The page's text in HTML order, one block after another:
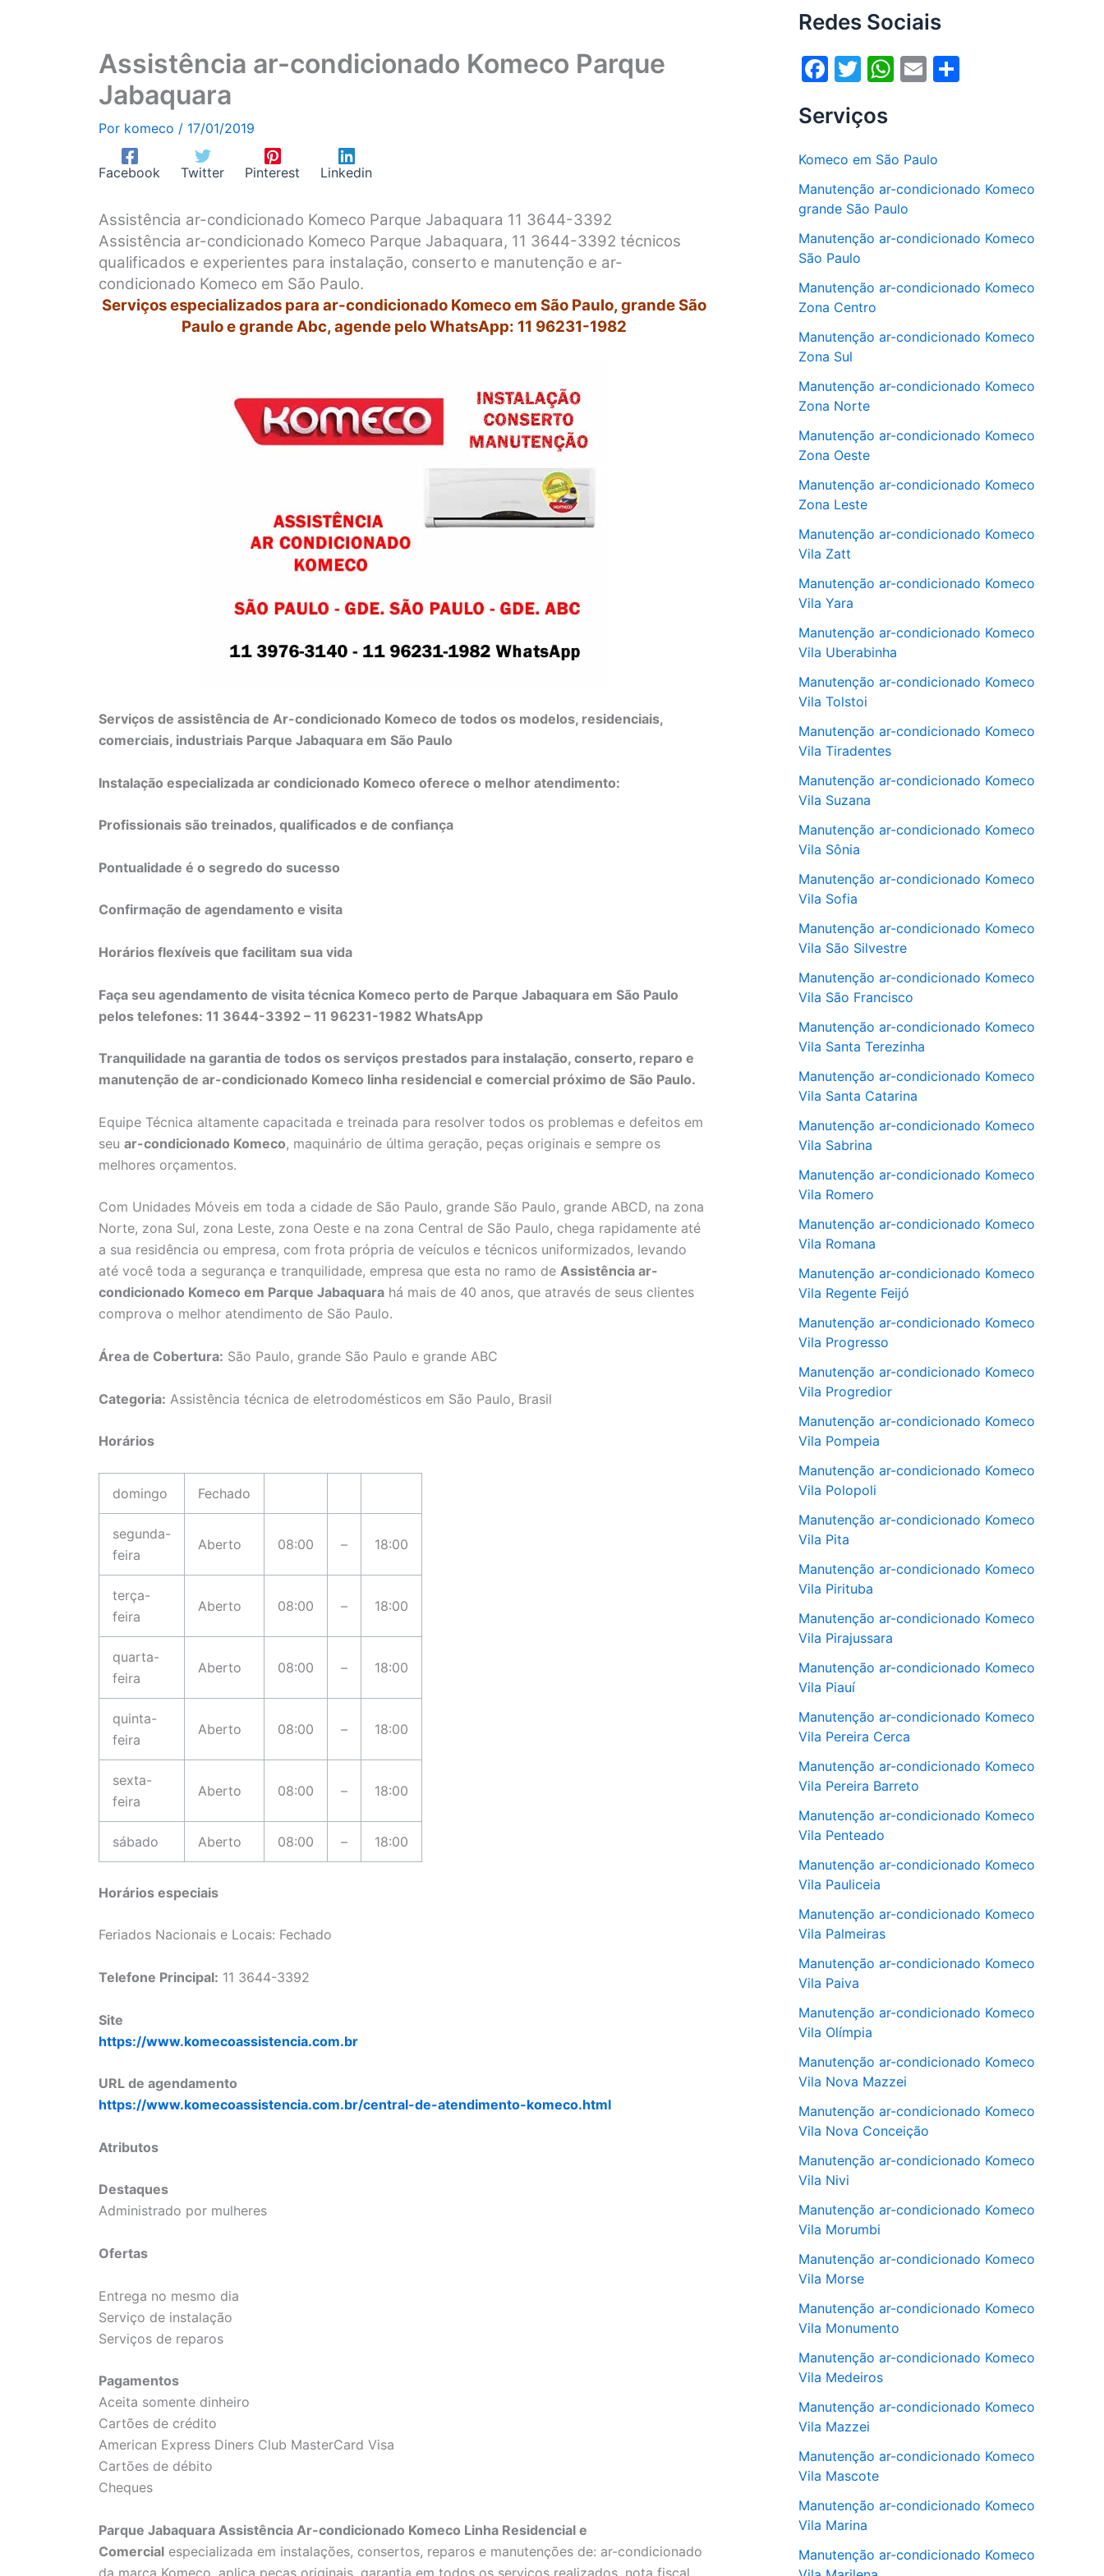
Assistência ar-condicionado Komeco Parque
Jabaquara
Por komeco / 17/01/2019
Facebook Twitter Pinterest Linkedin
Assistência ar-condicionado Komeco Parque Jabaquara 11 3644-3392
Assistência ar-condicionado Komeco Parque Jabaquara, 11 3644-3392 técnicos
qualificados e experientes para instalação, conserto e manutenção e ar-
condicionado Komeco em São Paulo.
Serviços especializados para ar-condicionado Komeco em São Paulo, grande São
Paulo e grande Abc, agende pelo WhatsApp: 11 96231-1982
Serviços de assistência de Ar-condicionado Komeco de todos os modelos, residenciais,
comerciais, industriais Parque Jabaquara em São Paulo
Instalação especializada ar condicionado Komeco oferece o melhor atendimento:
Profissionais são treinados, qualificados e de confiança
Pontualidade é o segredo do sucesso
Confirmação de agendamento e visita
Horários flexíveis que facilitam sua vida
Faça seu agendamento de visita técnica Komeco perto de Parque Jabaquara em São Paulo
pelos telefones: 11 3644-3392 – 11 96231-1982 WhatsApp
Tranquilidade na garantia de todos os serviços prestados para instalação, conserto, reparo e
manutenção de ar-condicionado Komeco linha residencial e comercial próximo de São Paulo.
Equipe Técnica altamente capacitada e treinada para resolver todos os problemas e defeitos em
seu ar-condicionado Komeco, maquinário de última geração, peças originais e sempre os
melhores orçamentos.
Com Unidades Móveis em toda a cidade de São Paulo, grande São Paulo, grande ABCD, na zona
Norte, zona Sul, zona Leste, zona Oeste e na zona Central de São Paulo, chega rapidamente até
a sua residência ou empresa, com frota própria de veículos e técnicos uniformizados, levando
até você toda a segurança e tranquilidade, empresa que esta no ramo de Assistência ar-
condicionado Komeco em Parque Jabaquara há mais de 40 anos, que através de seus clientes
comprova o melhor atendimento de São Paulo.
Área de Cobertura: São Paulo, grande São Paulo e grande ABC
Categoria: Assistência técnica de eletrodomésticos em São Paulo, Brasil
Horários
domingo Fechado
segunda-
feira
Aberto 08:00 – 18:00
terça-
feira
Aberto 08:00 – 18:00
quarta-
feira
Aberto 08:00 – 18:00
quinta-
feira
Aberto 08:00 – 18:00
sexta-
feira
Aberto 08:00 – 18:00
sábado Aberto 08:00 – 18:00
Horários especiais
Feriados Nacionais e Locais: Fechado
Telefone Principal: 11 3644-3392
Site
https://www.komecoassistencia.com.br
URL de agendamento
https://www.komecoassistencia.com.br/central-de-atendimento-komeco.html
Atributos
Destaques
Administrado por mulheres
Ofertas
Entrega no mesmo dia
Serviço de instalação
Serviços de reparos
Pagamentos
Aceita somente dinheiro
Cartões de crédito
American Express Diners Club MasterCard Visa
Cartões de débito
Cheques
Parque Jabaquara Assistência Ar-condicionado Komeco Linha Residencial e
Comercial especializada em instalações, consertos, reparos e manutenções de: ar-condicionado
da marca Komeco, aplica peças originais, garantia em todos os serviços realizados, nota fiscal,
Redes Sociais
F
c
b
o
o
k
T
itt
er
W
s
A
p
E
l
Serviços
Komeco em São Paulo
Manutenção ar-condicionado Komeco
grande São Paulo
Manutenção ar-condicionado Komeco
São Paulo
Manutenção ar-condicionado Komeco
Zona Centro
Manutenção ar-condicionado Komeco
Zona Sul
Manutenção ar-condicionado Komeco
Zona Norte
Manutenção ar-condicionado Komeco
Zona Oeste
Manutenção ar-condicionado Komeco
Zona Leste
Manutenção ar-condicionado Komeco
Vila Zatt
Manutenção ar-condicionado Komeco
Vila Yara
Manutenção ar-condicionado Komeco
Vila Uberabinha
Manutenção ar-condicionado Komeco
Vila Tolstoi
Manutenção ar-condicionado Komeco
Vila Tiradentes
Manutenção ar-condicionado Komeco
Vila Suzana
Manutenção ar-condicionado Komeco
Vila Sônia
Manutenção ar-condicionado Komeco
Vila Sofia
Manutenção ar-condicionado Komeco
Vila São Silvestre
Manutenção ar-condicionado Komeco
Vila São Francisco
Manutenção ar-condicionado Komeco
Vila Santa Terezinha
Manutenção ar-condicionado Komeco
Vila Santa Catarina
Manutenção ar-condicionado Komeco
Vila Sabrina
Manutenção ar-condicionado Komeco
Vila Romero
Manutenção ar-condicionado Komeco
Vila Romana
Manutenção ar-condicionado Komeco
Vila Regente Feijó
Manutenção ar-condicionado Komeco
Vila Progresso
Manutenção ar-condicionado Komeco
Vila Progredior
Manutenção ar-condicionado Komeco
Vila Pompeia
Manutenção ar-condicionado Komeco
Vila Polopoli
Manutenção ar-condicionado Komeco
Vila Pita
Manutenção ar-condicionado Komeco
Vila Pirituba
Manutenção ar-condicionado Komeco
Vila Pirajussara
Manutenção ar-condicionado Komeco
Vila Piauí
Manutenção ar-condicionado Komeco
Vila Pereira Cerca
Manutenção ar-condicionado Komeco
Vila Pereira Barreto
Manutenção ar-condicionado Komeco
Vila Penteado
Manutenção ar-condicionado Komeco
Vila Pauliceia
Manutenção ar-condicionado Komeco
Vila Palmeiras
Manutenção ar-condicionado Komeco
Vila Paiva
Manutenção ar-condicionado Komeco
Vila Olímpia
Manutenção ar-condicionado Komeco
Vila Nova Mazzei
Manutenção ar-condicionado Komeco
Vila Nova Conceição
Manutenção ar-condicionado Komeco
Vila Nivi
Manutenção ar-condicionado Komeco
Vila Morumbi
Manutenção ar-condicionado Komeco
Vila Morse
Manutenção ar-condicionado Komeco
Vila Monumento
Manutenção ar-condicionado Komeco
Vila Medeiros
Manutenção ar-condicionado Komeco
Vila Mazzei
Manutenção ar-condicionado Komeco
Vila Mascote
Manutenção ar-condicionado Komeco
Vila Marina
Manutenção ar-condicionado Komeco